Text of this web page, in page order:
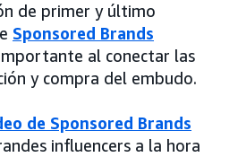
de primer y último
Sponsored Brands
al conectar las
y compra del embudo.
de Sponsored Brands
influencers a la hora